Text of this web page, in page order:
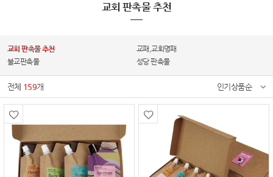
교회 판촉물 추천
교회 판촉물 추천
교패,교회명패
불교판촉물
성당 판촉물
전체 159개 인기상품순